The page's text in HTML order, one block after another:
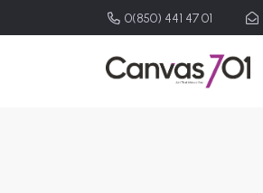
0(850) 441 47 01